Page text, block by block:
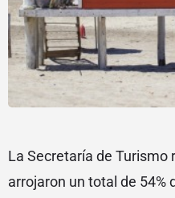
La Secretaría de Turismo
arrojaron un total de 54%